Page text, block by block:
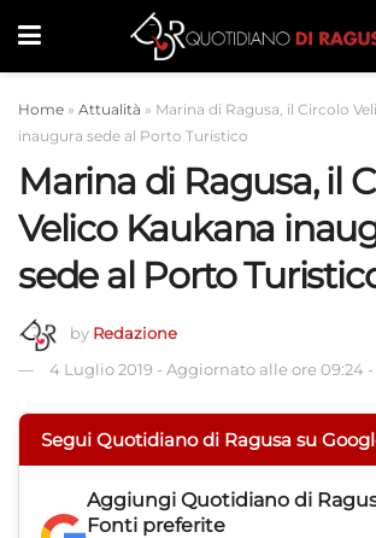
Home » Attualità » Marina di Ragusa, il Circolo
inaugura sede al Porto Turistico
Marina di Ragusa, il
Velico Kaukana
sede al Porto
by Redazione
4 Luglio 2019 - Aggiornato alle ore 09:24 -
Segui Quotidiano di Ragusa su
Aggiungi Quotidiano di
Fonti preferite